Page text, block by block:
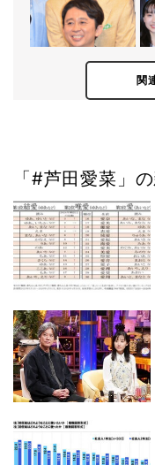
関
「#芦田愛菜」